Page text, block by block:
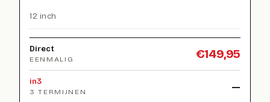
12 inch
Direct
EENMALIG €149,95
in3
3 TERMIJNEN —